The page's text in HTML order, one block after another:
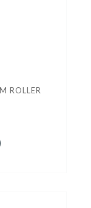
ROLLER